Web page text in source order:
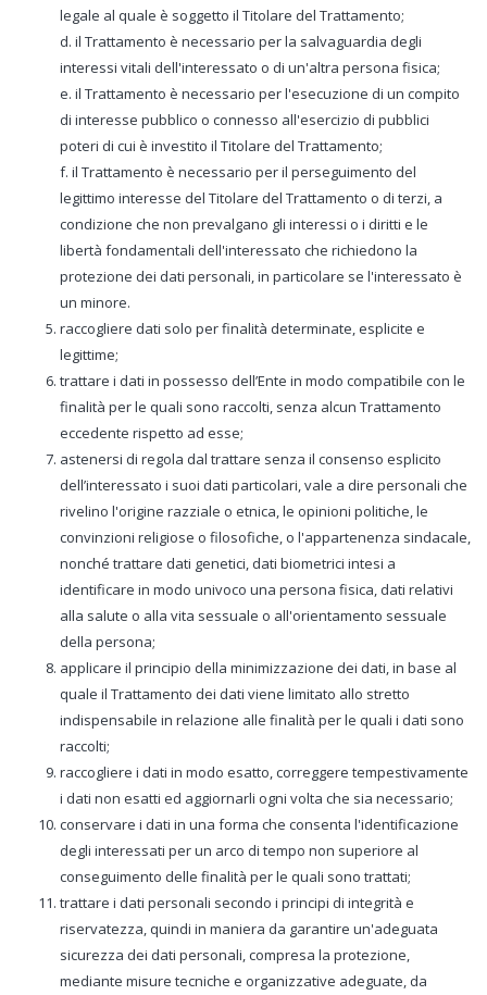
legale al quale è soggetto il Titolare del Trattamento;
d. il Trattamento è necessario per la salvaguardia degli
interessi vitali dell'interessato o di un'altra persona fisica;
e. il Trattamento è necessario per l'esecuzione di un compito
di interesse pubblico o connesso all'esercizio di pubblici
poteri di cui è investito il Titolare del Trattamento;
f. il Trattamento è necessario per il perseguimento del
legittimo interesse del Titolare del Trattamento o di terzi, a
condizione che non prevalgano gli interessi o i diritti e le
libertà fondamentali dell'interessato che richiedono la
protezione dei dati personali, in particolare se l'interessato è
un minore.
raccogliere dati solo per finalità determinate, esplicite e
legittime;
trattare i dati in possesso dell’Ente in modo compatibile con le
finalità per le quali sono raccolti, senza alcun Trattamento
eccedente rispetto ad esse;
astenersi di regola dal trattare senza il consenso esplicito
dell’interessato i suoi dati particolari, vale a dire personali che
rivelino l'origine razziale o etnica, le opinioni politiche, le
convinzioni religiose o filosofiche, o l'appartenenza sindacale,
nonché trattare dati genetici, dati biometrici intesi a
identificare in modo univoco una persona fisica, dati relativi
alla salute o alla vita sessuale o all'orientamento sessuale
della persona;
applicare il principio della minimizzazione dei dati, in base al
quale il Trattamento dei dati viene limitato allo stretto
indispensabile in relazione alle finalità per le quali i dati sono
raccolti;
raccogliere i dati in modo esatto, correggere tempestivamente
i dati non esatti ed aggiornarli ogni volta che sia necessario;
conservare i dati in una forma che consenta l'identificazione
degli interessati per un arco di tempo non superiore al
conseguimento delle finalità per le quali sono trattati;
trattare i dati personali secondo i principi di integrità e
riservatezza, quindi in maniera da garantire un'adeguata
sicurezza dei dati personali, compresa la protezione,
mediante misure tecniche e organizzative adeguate, da